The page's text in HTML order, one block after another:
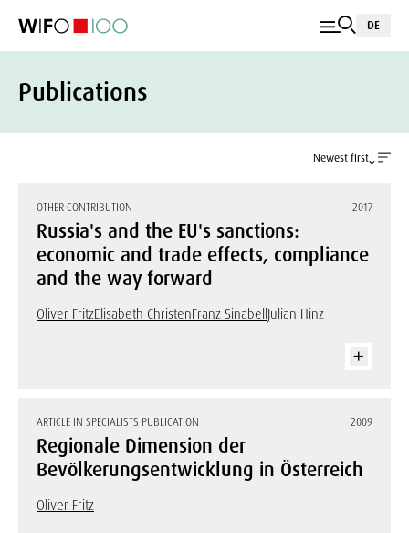
DE
Publications
Newest first
OTHER CONTRIBUTION 2017
Russia's and the EU's sanctions:
economic and trade effects, compliance
and the way forward
Oliver FritzElisabeth ChristenFranz SinabellJulian Hinz
ARTICLE IN SPECIALISTS PUBLICATION 2009
Regionale Dimension der
Bevölkerungsentwicklung in Österreich
Oliver Fritz